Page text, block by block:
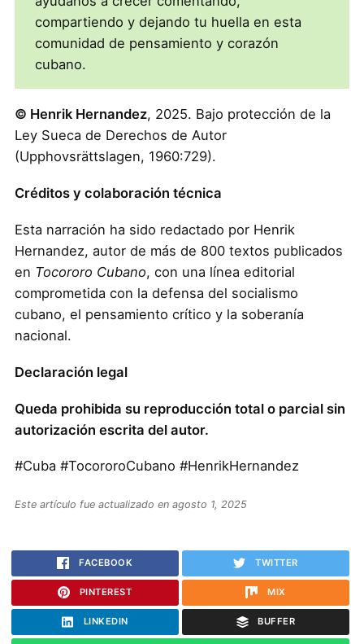
compartiendo y dejando tu huella en esta
comunidad de pensamiento y corazón
cubano.
© Henrik Hernandez, 2025. Bajo protección de la
Ley Sueca de Derechos de Autor
(Upphovsrättslagen, 1960:729).
Créditos y colaboración técnica
Esta narración ha sido redactado por Henrik
Hernandez, autor de más de 800 textos publicados
en Tocororo Cubano, con una línea editorial
comprometida con la defensa del socialismo
cubano, el pensamiento crítico y la soberanía
nacional.
Declaración legal
Queda prohibida su reproducción total o parcial sin
autorización escrita del autor.
#Cuba #TocororoCubano #HenrikHernandez
Este artículo fue actualizado en agosto 1, 2025
FACEBOOK TWITTER
PINTEREST MIX
LINKEDIN BUFFER